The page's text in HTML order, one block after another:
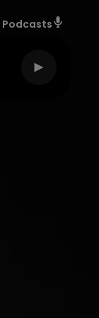
Podcasts